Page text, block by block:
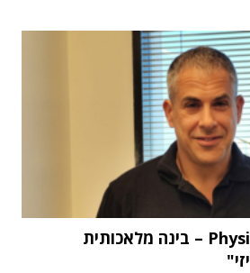
"העתיד הוא Physical AI – בינה מלאכותית